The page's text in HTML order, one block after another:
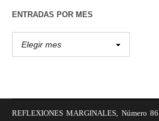
ENTRADAS POR MES
REFLEXIONES MARGINALES, Número